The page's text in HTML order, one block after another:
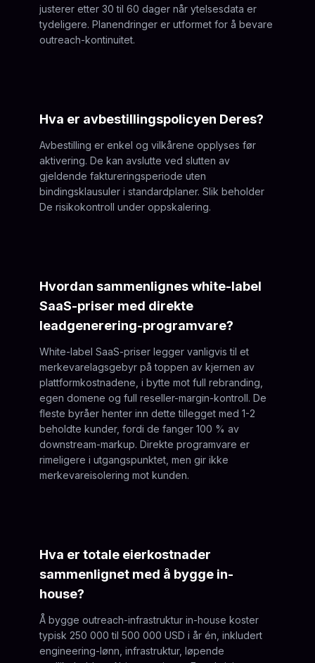
justerer etter 30 til 60 dager når ytelsesdata er
tydeligere. Planendringer er utformet for å bevare
outreach-kontinuitet.
Hva er avbestillingspolicyen Deres?
Avbestilling er enkel og vilkårene opplyses før
aktivering. De kan avslutte ved slutten av
gjeldende faktureringsperiode uten
bindingsklausuler i standardplaner. Slik beholder
De risikokontroll under oppskalering.
Hvordan sammenlignes white-label
SaaS-priser med direkte
leadgenerering-programvare?
White-label SaaS-priser legger vanligvis til et
merkevarelagsgebyr på toppen av kjernen av
plattformkostnadene, i bytte mot full rebranding,
egen domene og full reseller-margin-kontroll. De
fleste byråer henter inn dette tillegget med 1-2
beholdte kunder, fordi de fanger 100 % av
downstream-markup. Direkte programvare er
rimeligere i utgangspunktet, men gir ikke
merkevareisolering mot kunden.
Hva er totale eierkostnader
sammenlignet med å bygge in-
house?
Å bygge outreach-infrastruktur in-house koster
typisk 250 000 til 500 000 USD i år én, inkludert
engineering-lønn, infrastruktur, løpende